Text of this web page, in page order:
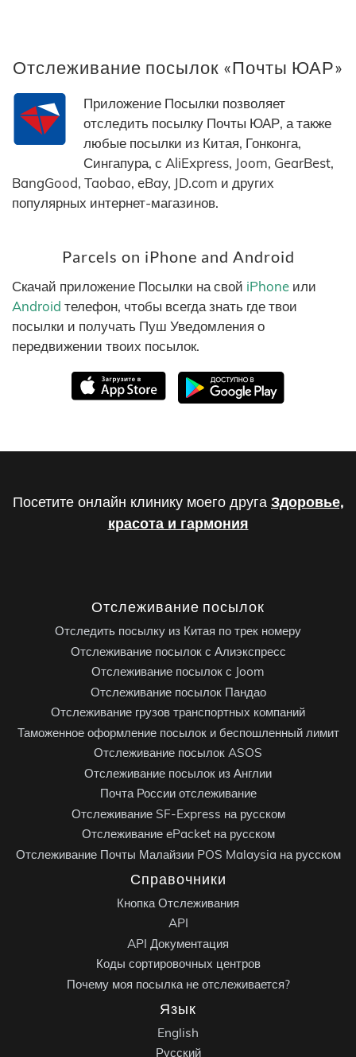
Отслеживание посылок «Почты ЮАР»
Приложение Посылки позволяет
отследить посылку Почты ЮАР, а также
любые посылки из Китая, Гонконга,
Сингапура, с AliExpress, Joom, GearBest,
BangGood, Taobao, eBay, JD.com и других
популярных интернет-магазинов.
Parcels on iPhone and Android
Скачай приложение Посылки на свой iPhone или
Android телефон, чтобы всегда знать где твои
посылки и получать Пуш Уведомления о
передвижении твоих посылок.
Посетите онлайн клинику моего друга Здоровье,
красота и гармония
Отслеживание посылок
Отследить посылку из Китая по трек номеру
Отслеживание посылок с Алиэкспресс
Отслеживание посылок с Joom
Отслеживание посылок Пандао
Отслеживание грузов транспортных компаний
Таможенное оформление посылок и беспошленный лимит
Отслеживание посылок ASOS
Отслеживание посылок из Англии
Почта России отслеживание
Отслеживание SF-Express на русском
Отслеживание ePacket на русском
Отслеживание Почты Малайзии POS Malaysia на русском
Справочники
Кнопка Отслеживания
API
API Документация
Коды сортировочных центров
Почему моя посылка не отслеживается?
Язык
English
Русский